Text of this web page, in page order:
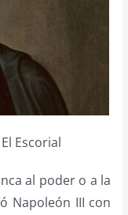
Escorial
al poder o a la
Napoleón III con